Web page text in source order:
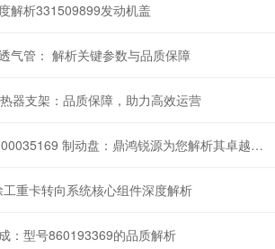
解析331509899发动机盖
气管： 解析关键参数与品质保障
器支架：品质保障，助力高效运营
SANY Parts WGP200000035169 制动盘：鼎鸿锐源为您解析其卓越性能与维护之道
重卡转向系统核心组件深度解析
：型号860193369的品质解析